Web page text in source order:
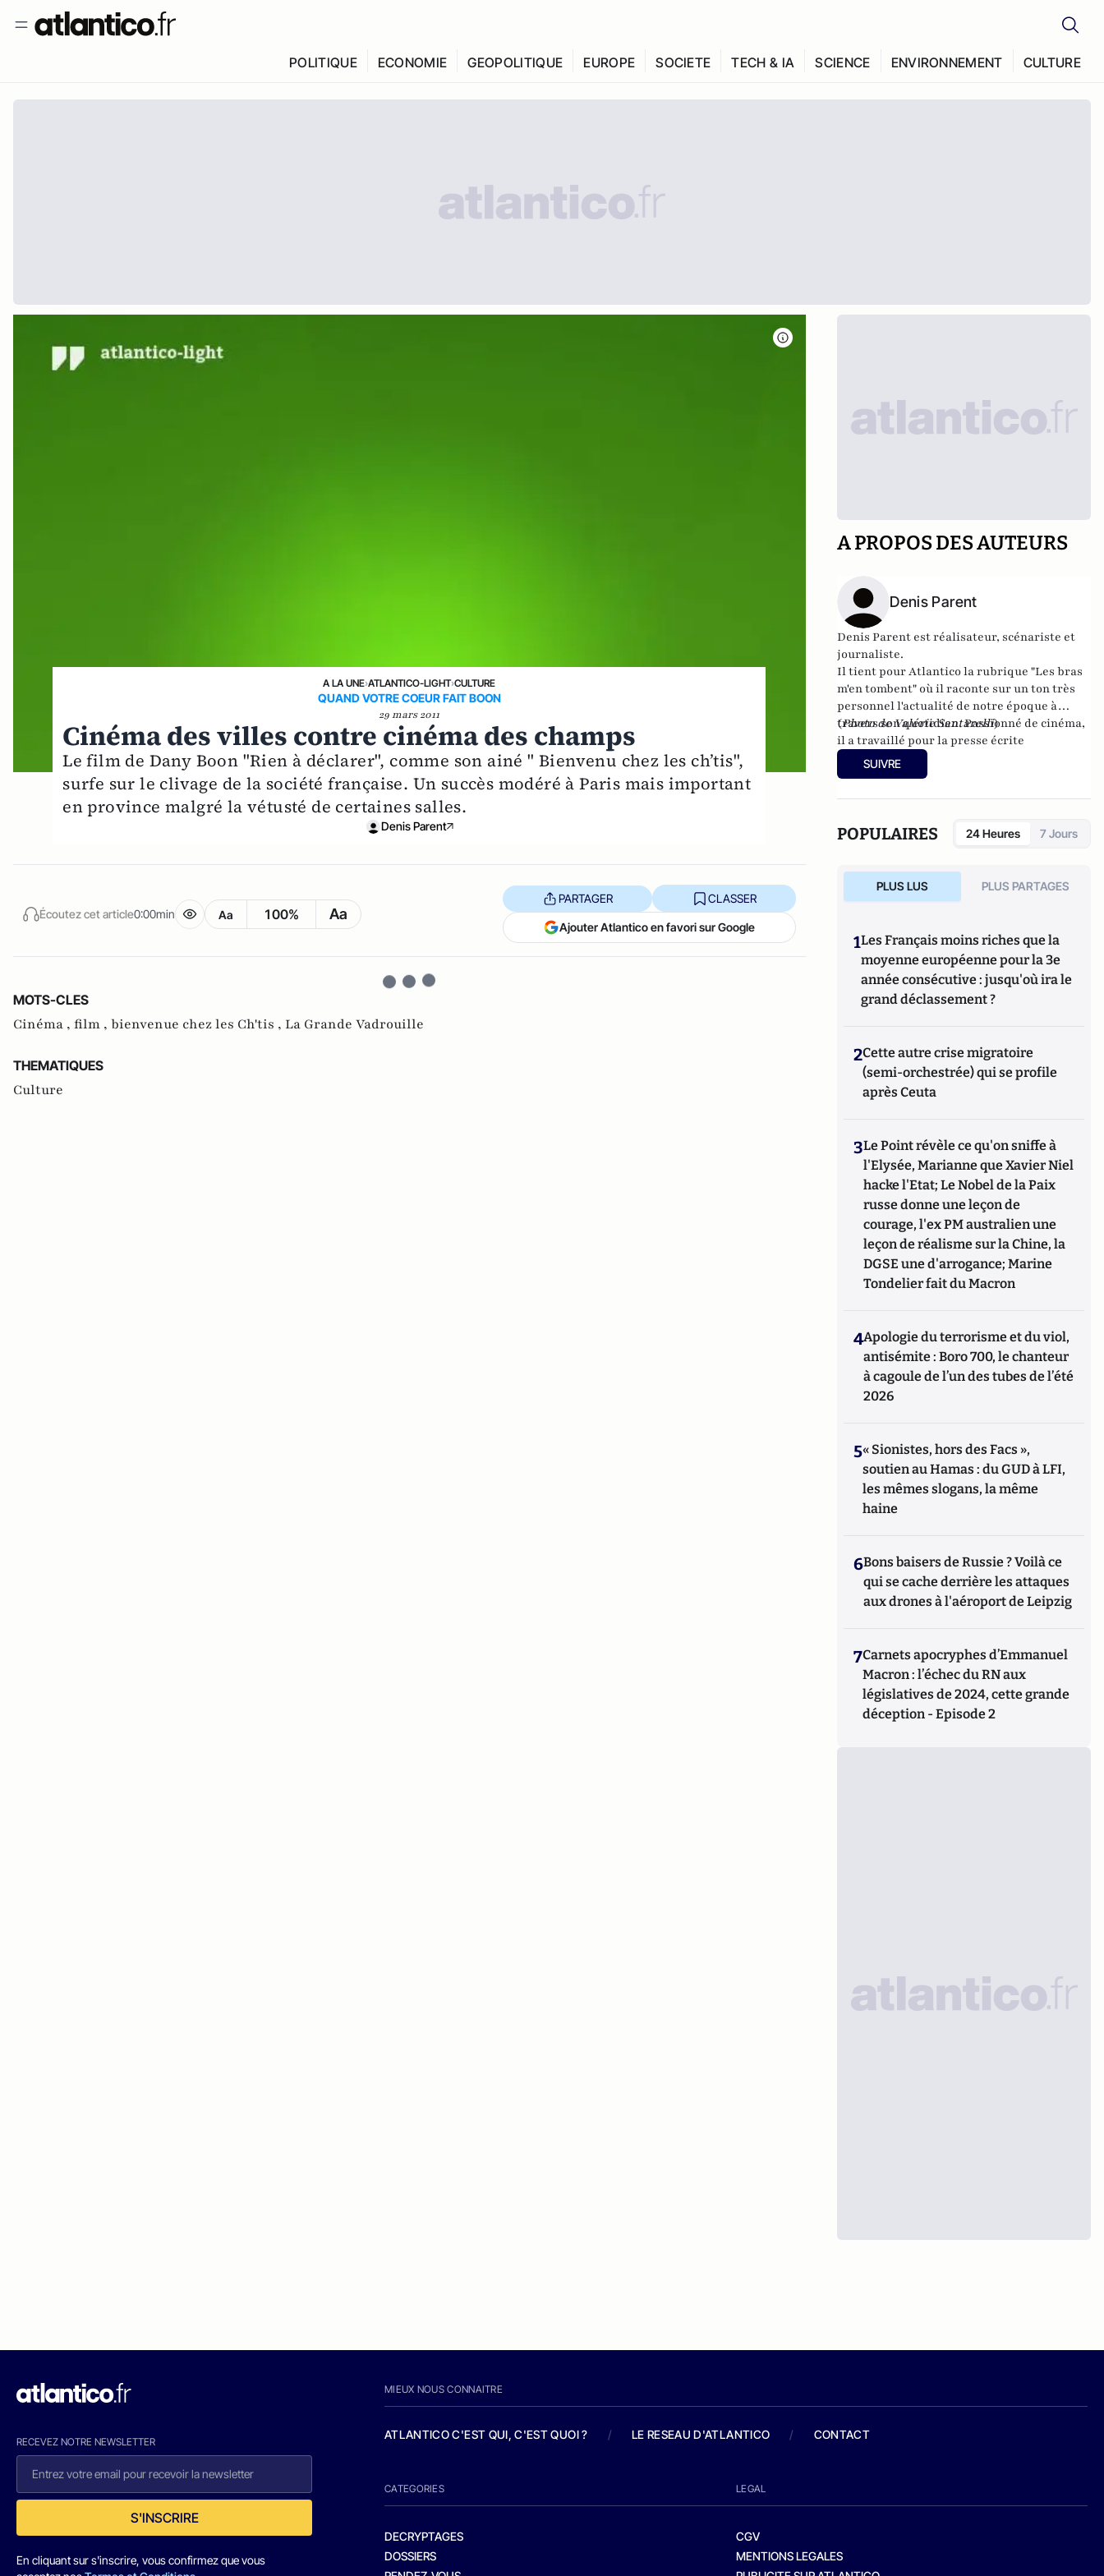
POLITIQUE ECONOMIE GEOPOLITIQUE EUROPE SOCIETE TECH & IA SCIENCE ENVIRONNEMENT CULTURE
A LA UNE›ATLANTICO-LIGHT›CULTURE
QUAND VOTRE COEUR FAIT BOON
29 mars 2011
Cinéma des villes contre cinéma des champs
Le film de Dany Boon "Rien à déclarer", comme son ainé " Bienvenu chez les ch’tis",
surfe sur le clivage de la société française. Un succès modéré à Paris mais important
en province malgré la vétusté de certaines salles.
Denis Parent
Écoutez cet article0:00min Aa 100% Aa
PARTAGER CLASSER
Ajouter Atlantico en favori sur Google
MOTS-CLES
Cinéma , film , bienvenue chez les Ch'tis , La Grande Vadrouille
THEMATIQUES
Culture
A PROPOS DES AUTEURS
Denis Parent
Denis Parent est réalisateur, scénariste et
journaliste.
Il tient pour Atlantico la rubrique "Les bras
m'en tombent" où il raconte sur un ton très
personnel l'actualité de notre époque à
travers son quotidien. Passionné de cinéma,
il a travaillé pour la presse écrite
(magazines Première et Studio), pour la
radio (France Inter, Fun radio) et pour la
réalisé plusieurs courts métrage de cinéma
et un long intitulé "
Rien que du bonheur"
(Photo de Valérie Santarelli)
SUIVRE
POPULAIRES 24 Heures 7 Jours
PLUS LUS PLUS PARTAGES
1Les Français moins riches que la
moyenne européenne pour la 3e
année consécutive : jusqu'où ira le
grand déclassement ?
2Cette autre crise migratoire
(semi-orchestrée) qui se profile
après Ceuta
3Le Point révèle ce qu'on sniffe à
l'Elysée, Marianne que Xavier Niel
hacke l'Etat; Le Nobel de la Paix
russe donne une leçon de
courage, l'ex PM australien une
leçon de réalisme sur la Chine, la
DGSE une d'arrogance; Marine
Tondelier fait du Macron
4Apologie du terrorisme et du viol,
antisémite : Boro 700, le chanteur
à cagoule de l’un des tubes de l’été
2026
5« Sionistes, hors des Facs »,
soutien au Hamas : du GUD à LFI,
les mêmes slogans, la même
haine
6Bons baisers de Russie ? Voilà ce
qui se cache derrière les attaques
aux drones à l'aéroport de Leipzig
7Carnets apocryphes d’Emmanuel
Macron : l’échec du RN aux
législatives de 2024, cette grande
déception - Episode 2
RECEVEZ NOTRE NEWSLETTER
S'INSCRIRE
En cliquant sur s'inscrire, vous confirmez que vous
MIEUX NOUS CONNAITRE
ATLANTICO C'EST QUI, C'EST QUOI ? / LE RESEAU D'ATLANTICO / CONTACT
CATEGORIES
DECRYPTAGES
DOSSIERS
LEGAL
CGV
MENTIONS LEGALES